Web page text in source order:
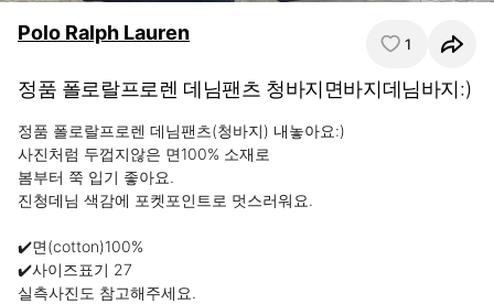
Polo Ralph Lauren 1
정품 폴로랄프로렌 데님팬츠 청바지면바지데님바지:)
정품 폴로랄프로렌 데님팬츠(청바지) 내놓아요:)
사진처럼 두껍지않은 면100% 소재로
봄부터 쭉 입기 좋아요.
진청데님 색감에 포켓포인트로 멋스러워요.
✔️면(cotton)100%
✔️사이즈표기 27
실측사진도 참고해주세요.